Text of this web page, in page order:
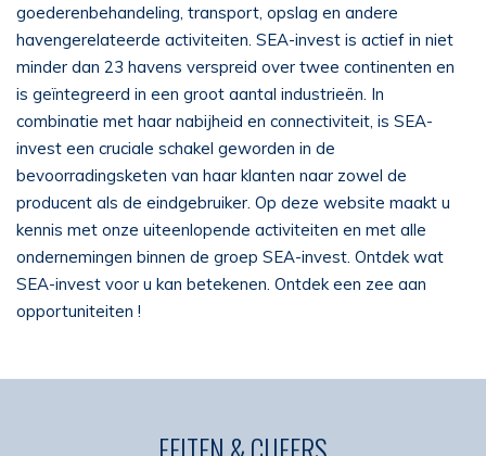
goederenbehandeling, transport, opslag en andere
havengerelateerde activiteiten. SEA-invest is actief in niet
minder dan 23 havens verspreid over twee continenten en
is geïntegreerd in een groot aantal industrieën. In
combinatie met haar nabijheid en connectiviteit, is SEA-
invest een cruciale schakel geworden in de
bevoorradingsketen van haar klanten naar zowel de
producent als de eindgebruiker. Op deze website maakt u
kennis met onze uiteenlopende activiteiten en met alle
ondernemingen binnen de groep SEA-invest. Ontdek wat
SEA-invest voor u kan betekenen. Ontdek een zee aan
opportuniteiten !